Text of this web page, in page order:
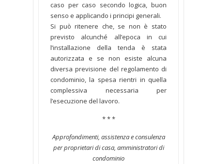
caso per caso secondo logica, buon
senso e applicando i principi generali.
Si può ritenere che, se non è stato
previsto alcunché all’epoca in cui
l’installazione della tenda è stata
autorizzata e se non esiste alcuna
diversa previsione del regolamento di
condominio, la spesa rientri in quella
complessiva necessaria per
l’esecuzione del lavoro.
* * *
Approfondimenti, assistenza e consulenza
per proprietari di casa, amministratori di
condominio